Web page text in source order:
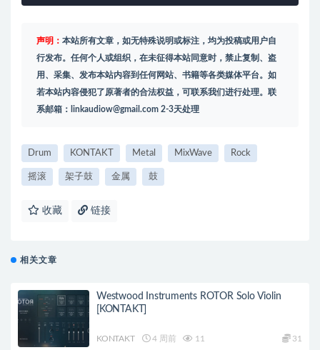
声明： 本站所有文章，如无特殊说明或标注，均为投稿或用户自
行发布。任何个人或组织，在未征得本站同意时，禁止复制、盗
用、采集、发布本站内容到任何网站、书籍等各类媒体平台。如
若本站内容侵犯了原著者的合法权益，可联系我们进行处理。联
系邮箱： linkaudiow@gmail.com 2-3天处理
Drum KONTAKT Metal MixWave Rock
摇滚 架子鼓 金属 鼓
收藏 链接
相关文章
Westwood Instruments ROTOR Solo Violin
[KONTAKT]
KONTAKT 4 周前 11 31